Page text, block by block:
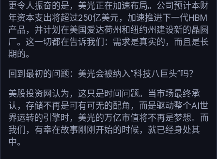
更令人振奋的是，美光正在加速布局。公司预计本财
年资本支出将超过250亿美元，加速推进下一代HBM
产品，并计划在美国爱达荷州和纽约州建设新的晶圆
厂。这一切都在告诉我们：需求是真实的，而且是长
期的。
回到最初的问题：美光会被纳入“科技八巨头”吗？
美股投资网认为，这只是时间问题。当市场最终承
认，存储不再是可有可无的配角，而是驱动整个AI世
界运转的引擎时，美光的万亿市值将不再是梦想。而
我们，有幸在故事刚刚开始的时候，就已经身处其
中。